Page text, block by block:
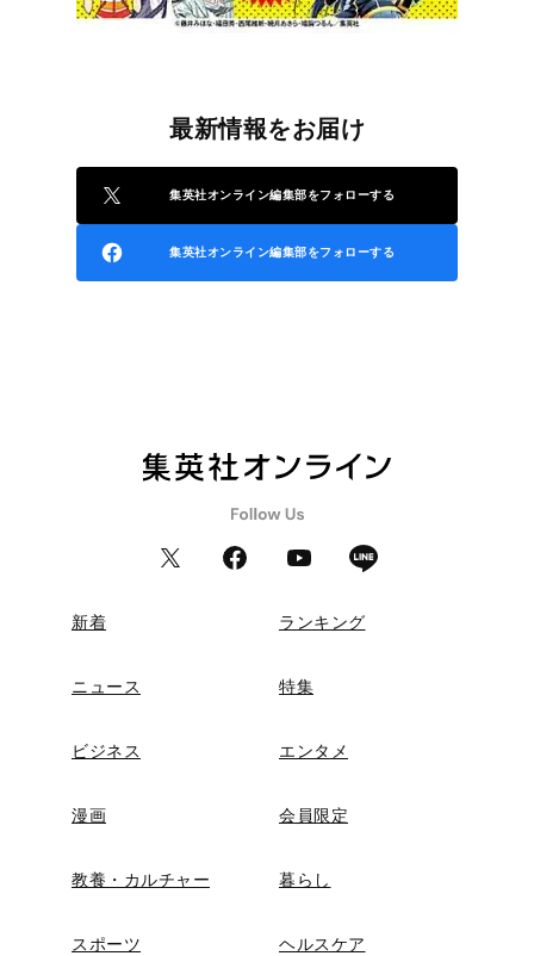
最新情報をお届け
集英社オンライン編集部をフォローする
集英社オンライン編集部をフォローする
新着 ランキング
ニュース 特集
ビジネス エンタメ
漫画 会員限定
教養・カルチャー 暮らし
スポーツ ヘルスケア